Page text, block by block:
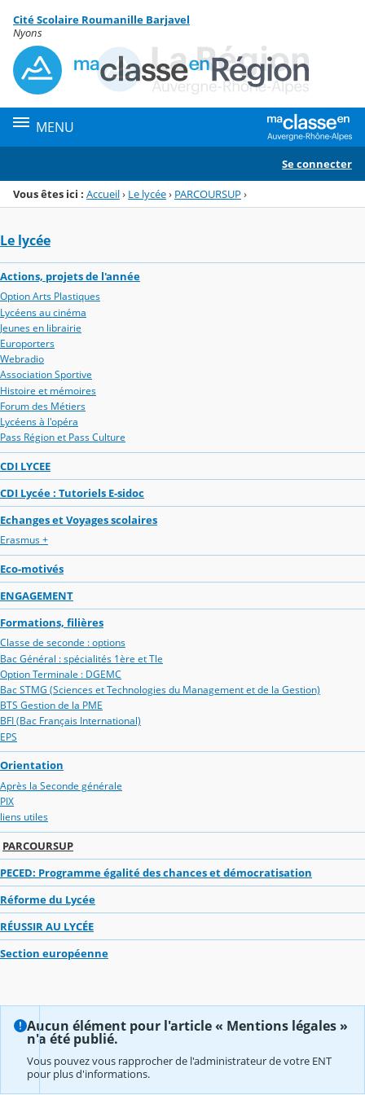
Menu de la rubrique
Contenu
Cité Scolaire Roumanille Barjavel
Nyons
MENU
Se connecter
Vous êtes ici : Accueil› Le lycée› PARCOURSUP ›
Le lycée
Actions, projets de l'année
Option Arts Plastiques
Lycéens au cinéma
Jeunes en librairie
Europorters
Webradio
Association Sportive
Histoire et mémoires
Forum des Métiers
Lycéens à l'opéra
Pass Région et Pass Culture
CDI LYCEE
CDI Lycée : Tutoriels E-sidoc
Echanges et Voyages scolaires
Erasmus +
Eco-motivés
ENGAGEMENT
Formations, filières
Classe de seconde : options
Bac Général : spécialités 1ère et Tle
Option Terminale : DGEMC
Bac STMG (Sciences et Technologies du Management et de la Gestion)
BTS Gestion de la PME
BFI (Bac Français International)
EPS
Orientation
Après la Seconde générale
PIX
liens utiles
PARCOURSUP
PECED: Programme égalité des chances et démocratisation
Réforme du Lycée
RÉUSSIR AU LYCÉE
Section européenne
Aucun élément pour l'article « Mentions légales »
n'a été publié.
Vous pouvez vous rapprocher de l'administrateur de votre ENT
pour plus d'informations.